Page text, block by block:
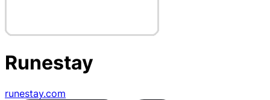
Runestay
runestay.com